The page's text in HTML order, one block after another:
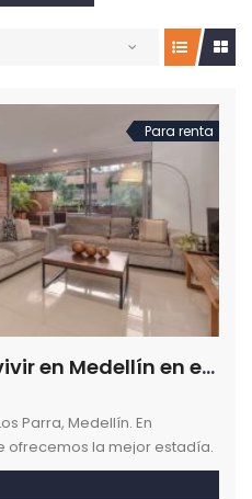
Para renta
Apartamento para vivir en Medellín en el sector de Los Parra
Parra, Medellín. En
ofrecemos la mejor estadía.
amoblado!